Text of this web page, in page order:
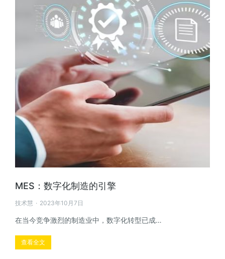
MES：数字化制造的引擎
技术慧 2023年10月7日
在当今竞争激烈的制造业中，数字化转型已成…
查看全文